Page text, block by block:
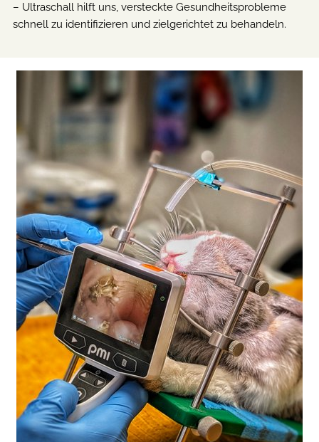
– Ultraschall hilft uns, versteckte Gesundheitsprobleme
schnell zu identifizieren und zielgerichtet zu behandeln.